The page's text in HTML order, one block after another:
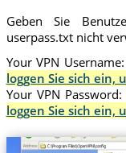
Geben Sie
userpass.txt nicht
Your VPN
loggen Sie sich ein,
Your VPN Password:
loggen Sie sich ein,